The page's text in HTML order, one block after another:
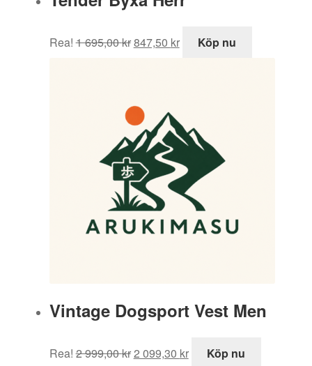
Rea! 1 695,00kr
ursprungliga
1
695,00 kr.
847,50 kr
nuvarande
Köp nu
Vintage Dogsport Vest Men
Rea! 2 999,00kr2 099,30 kr Köp nu